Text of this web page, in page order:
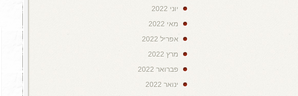
יוני 2022
מאי 2022
אפריל 2022
מרץ 2022
פברואר 2022
ינואר 2022